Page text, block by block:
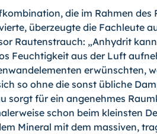
die im Rahmen des
überzeugte die Fachleute
Rautenstrauch: „Anhydrit
Feuchtigkeit aus der Luft
erwünschten,
so ohne die sonst übliche
sorgt für ein angenehmes
schon beim kleinsten
Mineral mit dem massiven,